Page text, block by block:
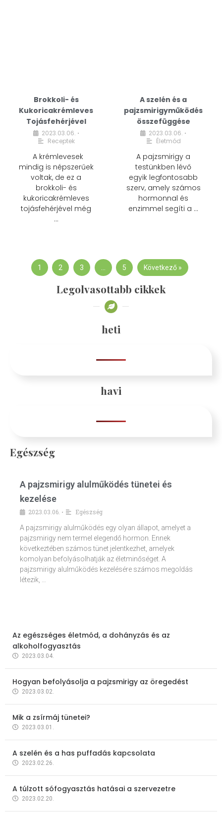
Brokkoli- és
Kukoricakrémleves
Tojásfehérjével
2023.03.06. •
Receptek
A krémlevesek
mindig is népszerűek
voltak, de ez a
brokkoli- és
kukoricakrémleves
tojásfehérjével még
…
A szelén és a
pajzsmirigyműködés
összefüggése
2023.03.06. •
Életmód
A pajzsmirigy a
testünkben lévő
egyik legfontosabb
szerv, amely számos
hormonnal és
enzimmel segíti a …
1 2 3 … 5 Következő »
Legolvasottabb cikkek
heti
havi
Egészség
A pajzsmirigy alulműködés tünetei és
kezelése
2023.03.06. •
Egészség
A pajzsmirigy alulműködés egy olyan állapot, amelyet a
pajzsmirigy nem termel elegendő hormon. Ennek
következtében számos tünet jelentkezhet, amelyek
komolyan befolyásolhatják az életminőséget. A
pajzsmirigy alulműködés kezelésére számos megoldás
létezik, …
Az egészséges életmód, a dohányzás és az
alkoholfogyasztás
2023.03.04.
Hogyan befolyásolja a pajzsmirigy az öregedést
2023.03.02.
Mik a zsírmáj tünetei?
2023.03.01.
A szelén és a has puffadás kapcsolata
2023.02.26.
A túlzott sófogyasztás hatásai a szervezetre
2023.02.20.